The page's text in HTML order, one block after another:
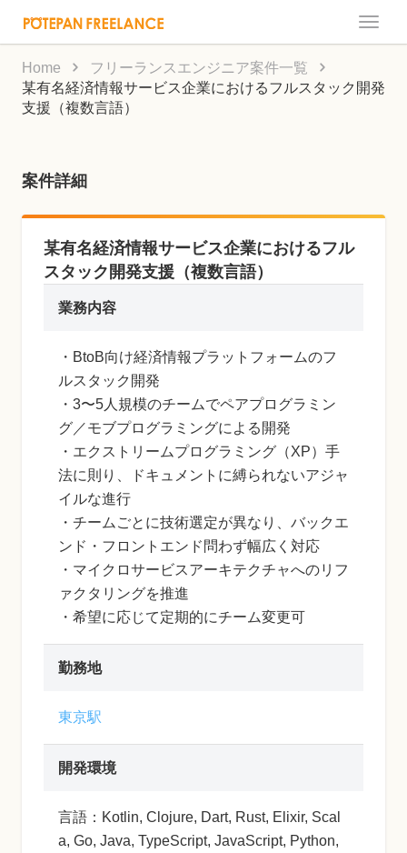
Toggle
Home
フリーランスエンジニア案件一覧
某有名経済情報サービス企業におけるフルスタック開発
支援（複数言語）
案件詳細
某有名経済情報サービス企業におけるフル
スタック開発支援（複数言語）
業務内容
・BtoB向け経済情報プラットフォームのフ
ルスタック開発
・3〜5人規模のチームでペアプログラミン
グ／モブプログラミングによる開発
・エクストリームプログラミング（XP）手
法に則り、ドキュメントに縛られないアジャ
イルな進行
・チームごとに技術選定が異なり、バックエ
ンド・フロントエンド問わず幅広く対応
・マイクロサービスアーキテクチャへのリフ
ァクタリングを推進
・希望に応じて定期的にチーム変更可
勤務地
東京駅
開発環境
言語：Kotlin, Clojure, Dart, Rust, Elixir, Scal
a, Go, Java, TypeScript, JavaScript, Python,